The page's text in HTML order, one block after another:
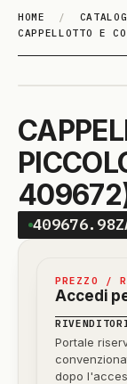
HOME /
CAPPELLOTTO E
PREZZO /
Accedi
Portale
dopo